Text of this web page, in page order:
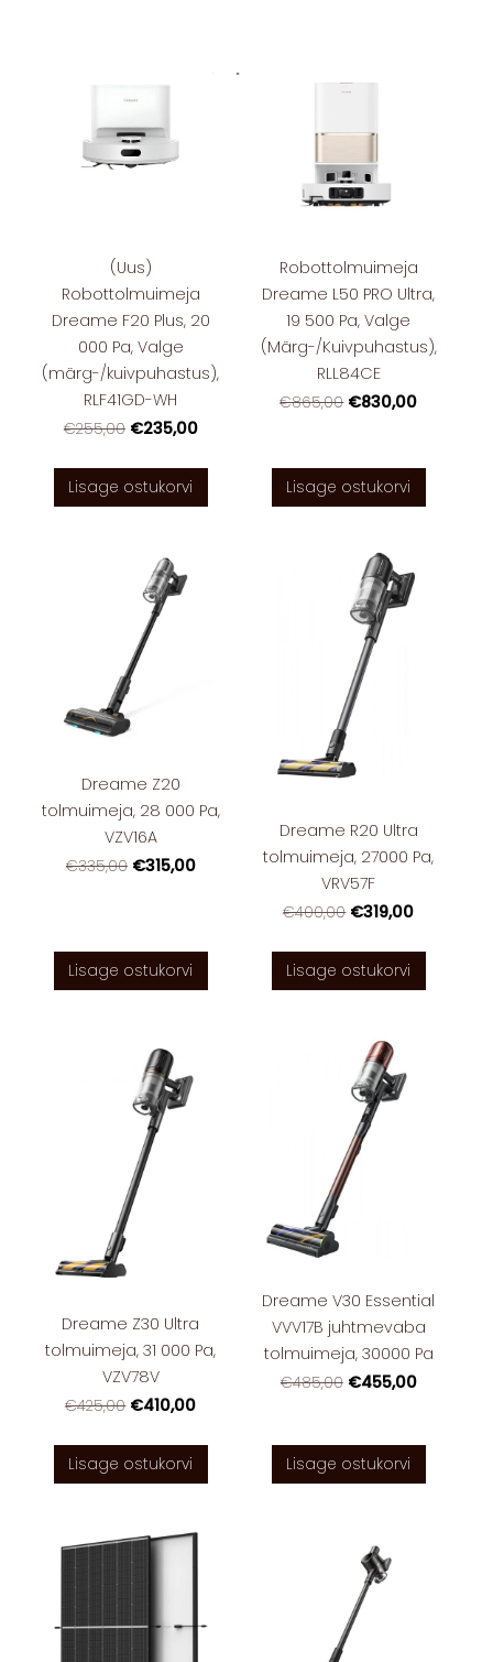
(Uus)
Robottolmuimeja
Dreame F20 Plus, 20
000 Pa, Valge
(märg-/kuivpuhastus),
RLF41GD-WH
€255,00 €235,00
Lisage ostukorvi
Robottolmuimeja
Dreame L50 PRO Ultra,
19 500 Pa, Valge
(Märg-/Kuivpuhastus),
RLL84CE
€865,00 €830,00
Lisage ostukorvi
Dreame Z20
tolmuimeja, 28 000 Pa,
VZV16A
€335,00 €315,00
Lisage ostukorvi
Dreame R20 Ultra
tolmuimeja, 27000 Pa,
VRV57F
€400,00 €319,00
Lisage ostukorvi
Dreame Z30 Ultra
tolmuimeja, 31 000 Pa,
VZV78V
€425,00 €410,00
Lisage ostukorvi
Dreame V30 Essential
VVV17B juhtmevaba
tolmuimeja, 30000 Pa
€485,00 €455,00
Lisage ostukorvi